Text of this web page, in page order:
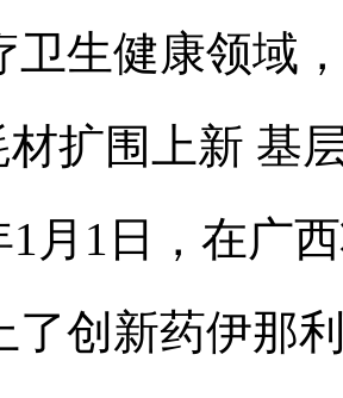
卫生健康领域
材扩围上新 基
1月1日，在广
了创新药伊那